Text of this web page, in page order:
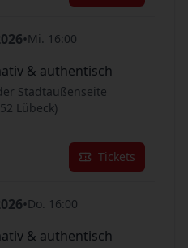
•Mi. 16:00
& authentisch
Stadtaußenseite
Lübeck)
Tickets
•Do. 16:00
& authentisch